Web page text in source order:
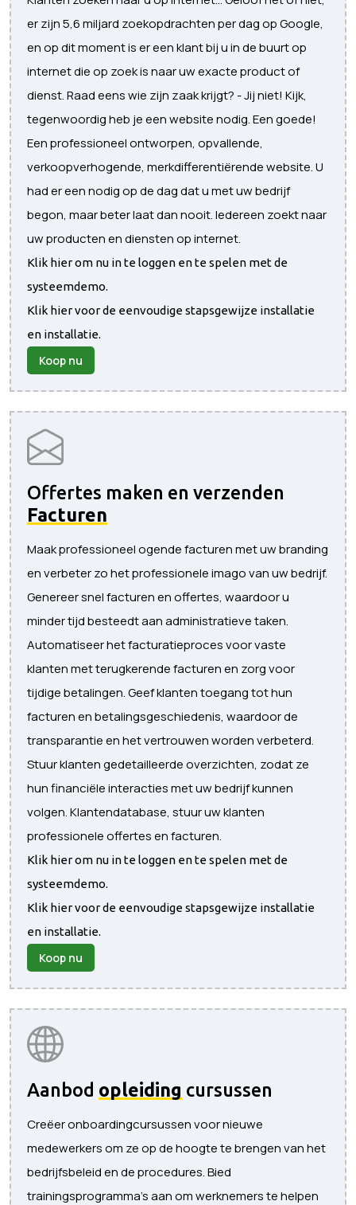
er zijn 5,6 miljard zoekopdrachten per dag op Google,
en op dit moment is er een klant bij u in de buurt op
internet die op zoek is naar uw exacte product of
dienst. Raad eens wie zijn zaak krijgt? - Jij niet! Kijk,
tegenwoordig heb je een website nodig. Een goede!
Een professioneel ontworpen, opvallende,
verkoopverhogende, merkdifferentiërende website. U
had er een nodig op de dag dat u met uw bedrijf
begon, maar beter laat dan nooit. Iedereen zoekt naar
uw producten en diensten op internet.
Klik hier om nu in te loggen en te spelen met de
systeemdemo.
Klik hier voor de eenvoudige stapsgewijze installatie
en installatie.
Koop nu
Offertes maken en verzenden
Facturen
Maak professioneel ogende facturen met uw branding
en verbeter zo het professionele imago van uw bedrijf.
Genereer snel facturen en offertes, waardoor u
minder tijd besteedt aan administratieve taken.
Automatiseer het facturatieproces voor vaste
klanten met terugkerende facturen en zorg voor
tijdige betalingen. Geef klanten toegang tot hun
facturen en betalingsgeschiedenis, waardoor de
transparantie en het vertrouwen worden verbeterd.
Stuur klanten gedetailleerde overzichten, zodat ze
hun financiële interacties met uw bedrijf kunnen
volgen. Klantendatabase, stuur uw klanten
professionele offertes en facturen.
Klik hier om nu in te loggen en te spelen met de
systeemdemo.
Klik hier voor de eenvoudige stapsgewijze installatie
en installatie.
Koop nu
Aanbod opleiding cursussen
Creëer onboardingcursussen voor nieuwe
medewerkers om ze op de hoogte te brengen van het
bedrijfsbeleid en de procedures. Bied
trainingsprogramma's aan om werknemers te helpen